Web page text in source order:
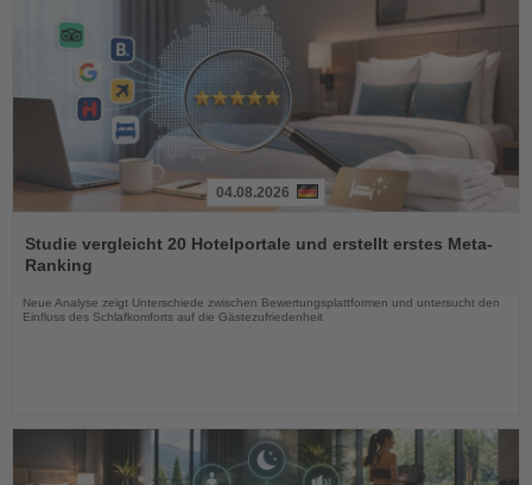
Sie
die
Nachrichten
04.08.2026
Studie vergleicht 20 Hotelportale und erstellt erstes Meta-
Ranking
Neue Analyse zeigt Unterschiede zwischen Bewertungsplattformen und untersucht den
Einfluss des Schlafkomforts auf die Gästezufriedenheit